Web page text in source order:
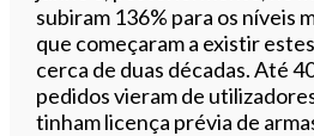
subiram 136% para os níveis
que começaram a existir
cerca de duas décadas. Até
pedidos vieram de
tinham licença prévia de